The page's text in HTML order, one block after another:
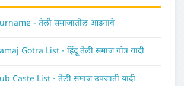
- तेली समाजातील आडनावे
Gotra List - हिंदू तेली समाज गोत्र यादी
Caste List - तेली समाज उपजाती यादी